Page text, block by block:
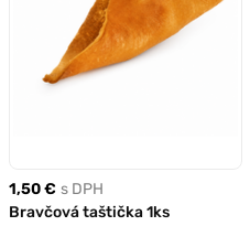
1,50 € s DPH
Bravčová taštička 1ks